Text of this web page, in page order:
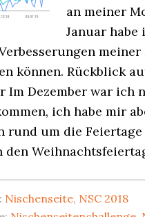
an meiner
Januar habe
können. Rückblick
Im Dezember war ich
ich habe mir
rund um die
den
Nischenseite, NSC 2018